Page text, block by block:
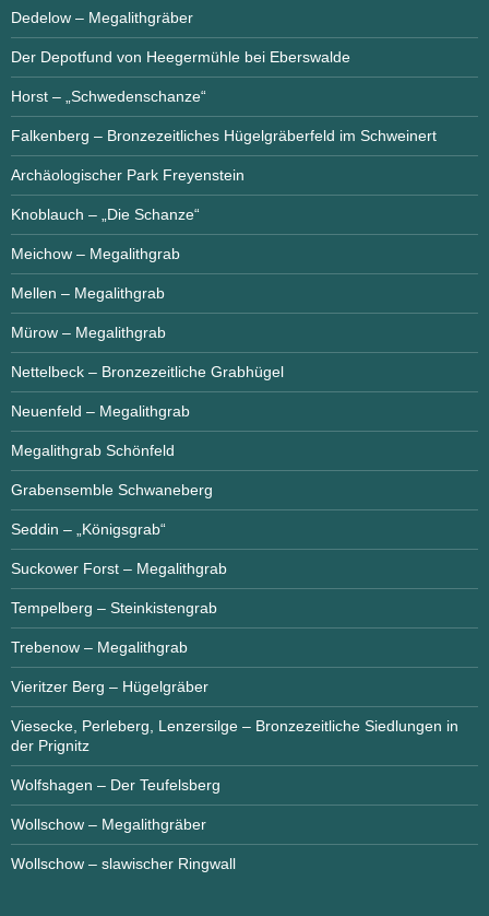
Dedelow – Megalithgräber
Der Depotfund von Heegermühle bei Eberswalde
Horst – „Schwedenschanze“
Falkenberg – Bronzezeitliches Hügelgräberfeld im Schweinert
Archäologischer Park Freyenstein
Knoblauch – „Die Schanze“
Meichow – Megalithgrab
Mellen – Megalithgrab
Mürow – Megalithgrab
Nettelbeck – Bronzezeitliche Grabhügel
Neuenfeld – Megalithgrab
Megalithgrab Schönfeld
Grabensemble Schwaneberg
Seddin – „Königsgrab“
Suckower Forst – Megalithgrab
Tempelberg – Steinkistengrab
Trebenow – Megalithgrab
Vieritzer Berg – Hügelgräber
Viesecke, Perleberg, Lenzersilge – Bronzezeitliche Siedlungen in
der Prignitz
Wolfshagen – Der Teufelsberg
Wollschow – Megalithgräber
Wollschow – slawischer Ringwall